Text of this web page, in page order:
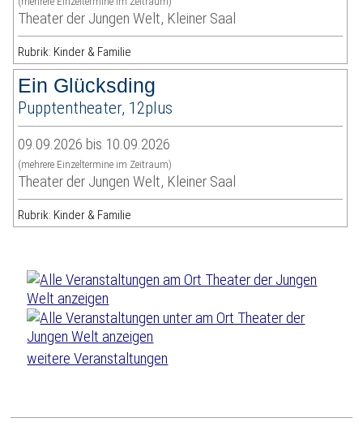
Theater der Jungen Welt, Kleiner Saal
Rubrik: Kinder & Familie
Ein Glücksding
Pupptentheater, 12plus
09.09.2026 bis 10.09.2026
(mehrere Einzeltermine im Zeitraum)
Theater der Jungen Welt, Kleiner Saal
Rubrik: Kinder & Familie
weitere Veranstaltungen